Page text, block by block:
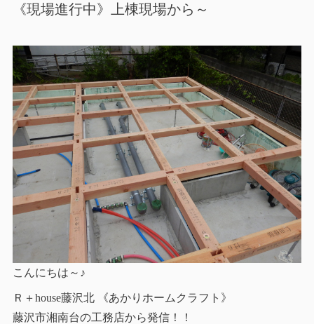
《現場進行中》上棟現場から～
こんにちは～♪
Ｒ＋house藤沢北 《あかりホームクラフト》
藤沢市湘南台の工務店から発信！！